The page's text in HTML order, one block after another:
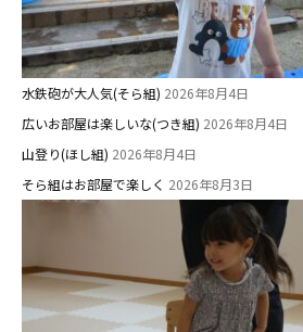
水鉄砲が大人気(そら組) 2026年8月4日
広いお部屋は楽しいな(つき組) 2026年8月4日
山登り(ほし組) 2026年8月4日
そら組はお部屋で楽しく 2026年8月3日
教育と保育
美⽊多幼稚園の理想
園の1⽇
年間⾏事
預かり保育［ヒラソル ]
美⽊多チコス
美⽊多チコスについて
美⽊多チコスブログ